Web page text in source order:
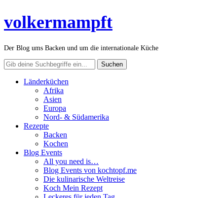
volkermampft
Der Blog ums Backen und um die internationale Küche
Länderküchen
Afrika
Asien
Europa
Nord- & Südamerika
Rezepte
Backen
Kochen
Blog Events
All you need is…
Blog Events von kochtopf.me
Die kulinarische Weltreise
Koch Mein Rezept